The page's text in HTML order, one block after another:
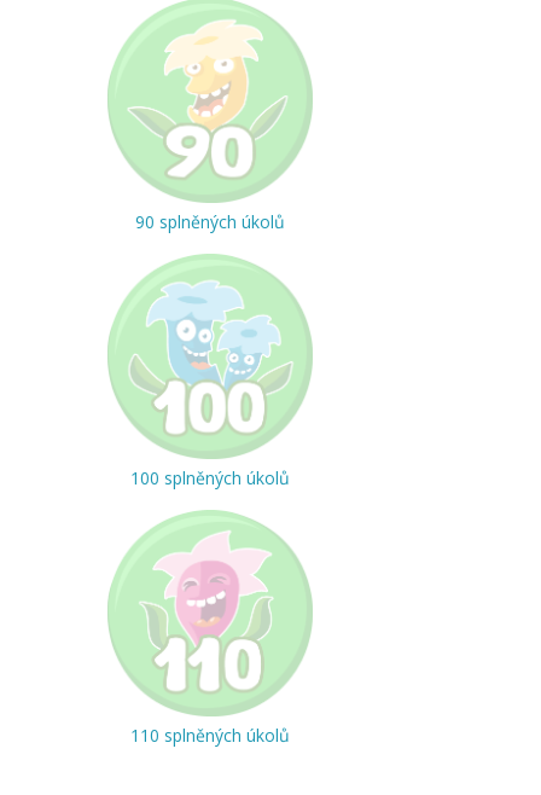
90 splněných úkolů
100 splněných úkolů
110 splněných úkolů